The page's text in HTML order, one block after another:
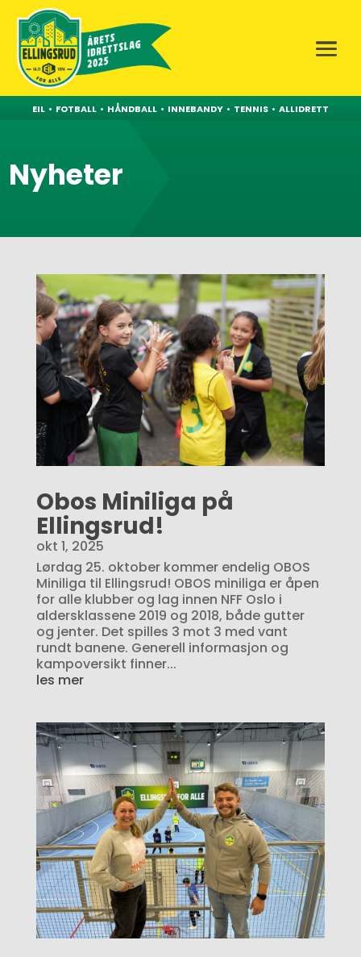
EIL • FOTBALL • HÅNDBALL • INNEBANDY • TENNIS • ALLIDRETT
Nyheter
Obos Miniliga på
Ellingsrud!
okt 1, 2025
Lørdag 25. oktober kommer endelig OBOS
Miniliga til Ellingsrud! OBOS miniliga er åpen
for alle klubber og lag innen NFF Oslo i
aldersklassene 2019 og 2018, både gutter
og jenter. Det spilles 3 mot 3 med vant
rundt banene. Generell informasjon og
kampoversikt finner...
les mer